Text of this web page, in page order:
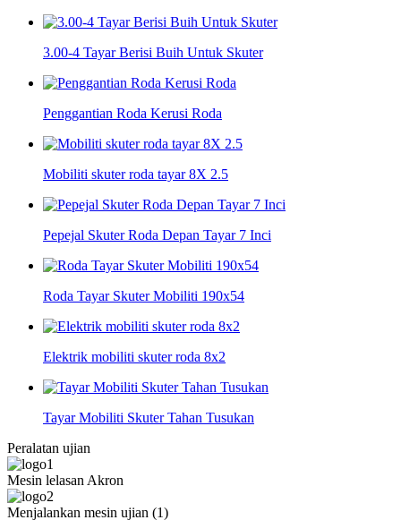
3.00-4 Tayar Berisi Buih Untuk Skuter
Penggantian Roda Kerusi Roda
Mobiliti skuter roda tayar 8X 2.5
Pepejal Skuter Roda Depan Tayar 7 Inci
Roda Tayar Skuter Mobiliti 190x54
Elektrik mobiliti skuter roda 8x2
Tayar Mobiliti Skuter Tahan Tusukan
Peralatan ujian
Mesin lelasan Akron
Menjalankan mesin ujian (1)